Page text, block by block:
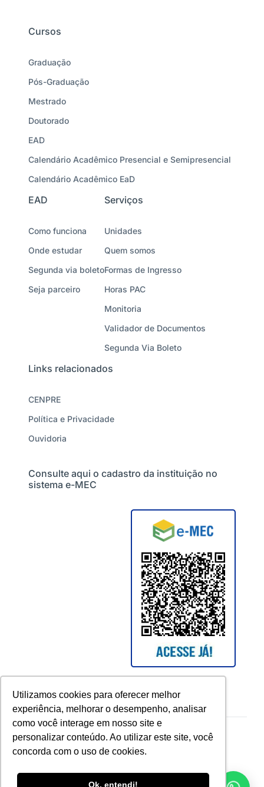
Utilizamos cookies para oferecer melhor
experiência, melhorar o desempenho, analisar
como você interage em nosso site e
personalizar conteúdo. Ao utilizar este site, você
concorda com o uso de cookies.
Ok, entendi!
Cursos
Graduação
Pós-Graduação
Mestrado
Doutorado
EAD
Calendário Acadêmico Presencial e Semipresencial
Calendário Acadêmico EaD
EAD
Como funciona
Onde estudar
Segunda via boleto
Seja parceiro
Serviços
Unidades
Quem somos
Formas de Ingresso
Horas PAC
Monitoria
Validador de Documentos
Segunda Via Boleto
Links relacionados
CENPRE
Política e Privacidade
Ouvidoria
Consulte aqui o cadastro da instituição no
sistema e-MEC
Copyright © 2026 UCAM. All rights reserved.